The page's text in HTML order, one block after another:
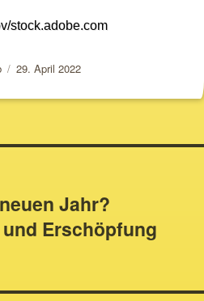
stock.adobe.com
Veröffentlicht
29. April 2022
Jahr?
Erschöpfung